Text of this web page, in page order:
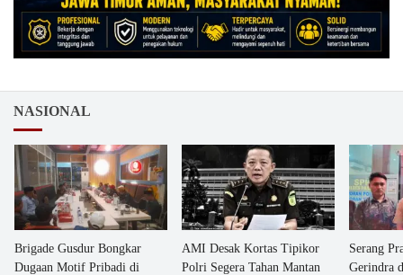
NASIONAL
Brigade Gusdur Bongkar
Dugaan Motif Pribadi di
AMI Desak Kortas Tipikor
Polri Segera Tahan Mantan
Serang
Gerindra